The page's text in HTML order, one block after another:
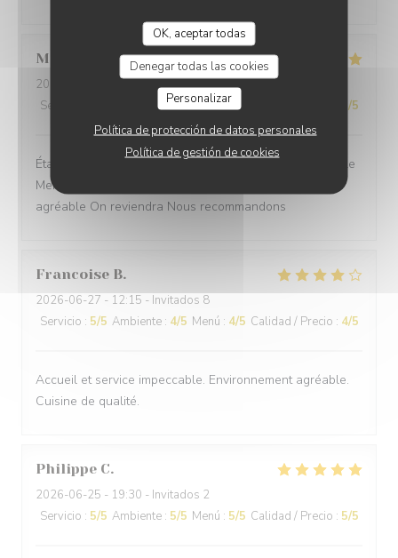
OK, aceptar todas
Denegar todas las cookies
Personalizar
Política de protección de datos personales
Política de gestión de cookies
Marie Ange G
2026-06-28
- 12:30 - Invitados 2
Servicio
Ambiente:5/5 Menú:5/5 /5
Établissement et personnel agréable Service impeccable
Menu délicieux Cuisine recherchée mélange des goûts
agréable On reviendra Nous recommandons
Francoise B
2026-06-27 - 12:15 - Invitados 8
Servicio : 5/5 Ambiente : 4/5 Menú : 4/5 Calidad / Precio : 4/5
Accueil et service impeccable. Environnement agréable.
Cuisine de qualité.
Philippe C
2026-06-25 - 19:30 - Invitados 2
Servicio : 5/5 Ambiente : 5/5 Menú : 5/5 Calidad / Precio : 5/5